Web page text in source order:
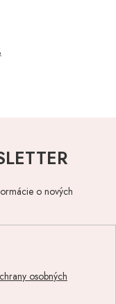
o nových
osobných